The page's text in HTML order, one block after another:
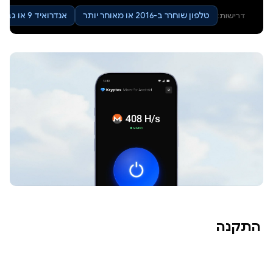
דרישות: טלפון שוחרר ב-2016 או מאוחר יותר אנדרואיד 9 או גבוה יותר
התקנה